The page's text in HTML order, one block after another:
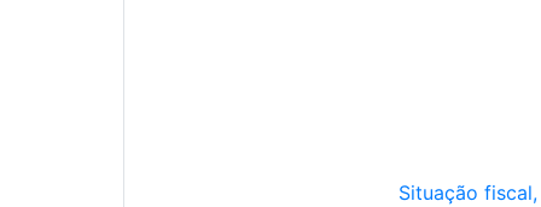
Situação